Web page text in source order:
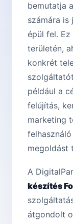
bemutatja
számára is
épül fel.
területén,
konkrét
például a
felújítás,
marketing
megoldást
A
készítés
átgondolt